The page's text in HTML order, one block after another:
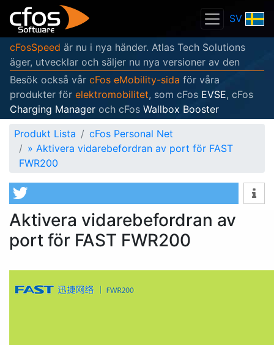
SV
cFosSpeed är nu i nya händer. Atlas Tech Solutions
äger, utvecklar och säljer nu nya versioner av den
Besök också vår cFos eMobility-sida för våra
produkter för elektromobilitet, som cFos EVSE, cFos
Charging Manager och cFos Wallbox Booster
Produkt Lista
cFos Personal Net
» Aktivera vidarebefordran av port för FAST
FWR200
Aktivera vidarebefordran av
port för FAST FWR200